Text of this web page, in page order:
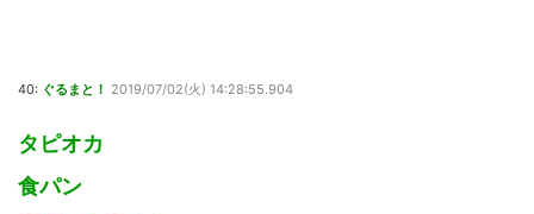
40: ぐるまと！ 2019/07/02(火) 14:28:55.904
タピオカ
食パン